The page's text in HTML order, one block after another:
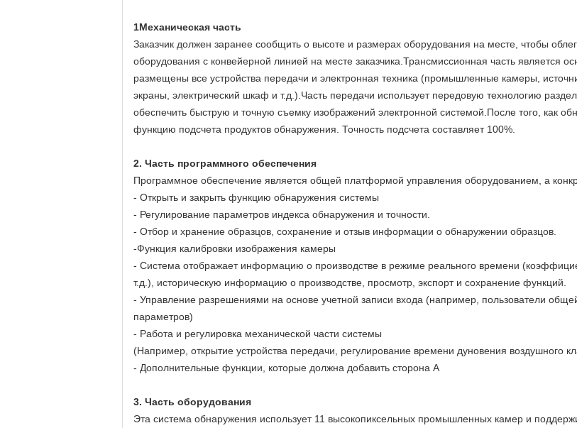
1Механическая часть
Заказчик должен заранее сообщить о высоте и размерах оборудования на месте, чтобы
оборудования с конвейерной линией на месте заказчика.Трансмиссионная часть является
размещены все устройства передачи и электронная техника (промышленные камеры,
экраны, электрический шкаф и т.д.).Часть передачи использует передовую технологию
обеспечить быструю и точную съемку изображений электронной системой.После того, как
функцию подсчета продуктов обнаружения. Точность подсчета составляет 100%.
2. Часть программного обеспечения
Программное обеспечение является общей платформой управления оборудованием, а
- Открыть и закрыть функцию обнаружения системы
- Регулирование параметров индекса обнаружения и точности.
- Отбор и хранение образцов, сохранение и отзыв информации о обнаружении образцов.
-Функция калибровки изображения камеры
- Система отображает информацию о производстве в режиме реального времени
т.д.), историческую информацию о производстве, просмотр, экспорт и сохранение функций.
- Управление разрешениями на основе учетной записи входа (например, пользователи
параметров)
- Работа и регулировка механической части системы
(Например, открытие устройства передачи, регулирование времени дуновения воздушного
- Дополнительные функции, которые должна добавить сторона А
3. Часть оборудования
Эта система обнаружения использует 11 высокопиксельных промышленных камер и